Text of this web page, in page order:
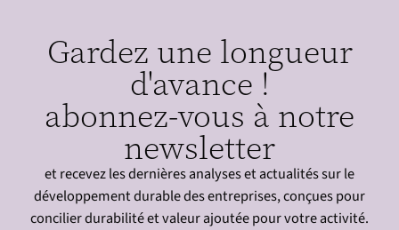
Gardez une longueur
d'avance !
abonnez-vous à notre
newsletter
et recevez les dernières analyses et actualités sur le
développement durable des entreprises, conçues pour
concilier durabilité et valeur ajoutée pour votre activité.